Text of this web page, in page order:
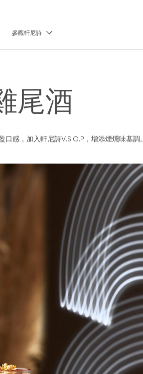
參觀軒尼詩
尾酒
感，加入軒尼詩V.S.O.P，增添煙燻味基調。